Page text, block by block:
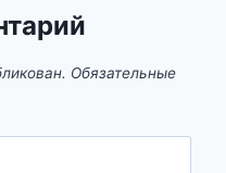
Обязательные